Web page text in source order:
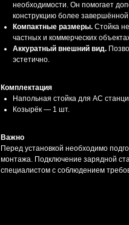
необходимости. Он помогает
конструкцию более
Компактные размеры. Стойка
частных и коммерческих
Аккуратный внешний вид.
эстетично.
Комплектация
Напольная стойка для AC
Козырёк — 1 шт.
Важно
Перед установкой необходимо
монтажа. Подключение зарядной
специалистом с соблюдением